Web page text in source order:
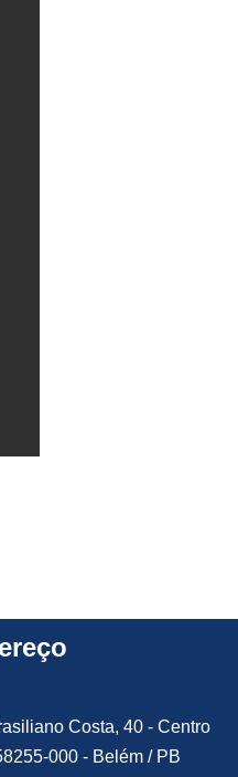
Costa, 40 - Centro
000 - Belém / PB